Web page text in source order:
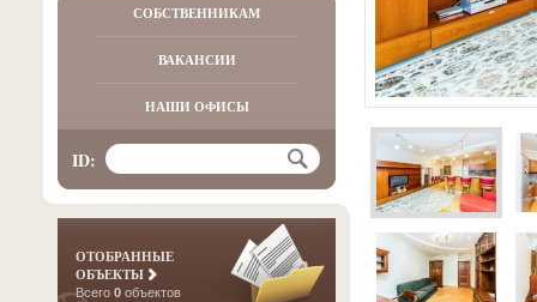
СОБСТВЕННИКАМ
ВАКАНСИИ
НАШИ ОФИСЫ
ID:
ОТОБРАННЫЕ
ОБЪЕКТЫ
Всего 0 объектов